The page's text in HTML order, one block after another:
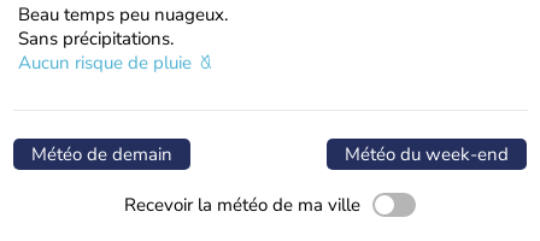
Beau temps peu nuageux.
Sans précipitations.
Aucun risque de pluie
Météo de demain Météo du week-end
Recevoir la météo de ma ville